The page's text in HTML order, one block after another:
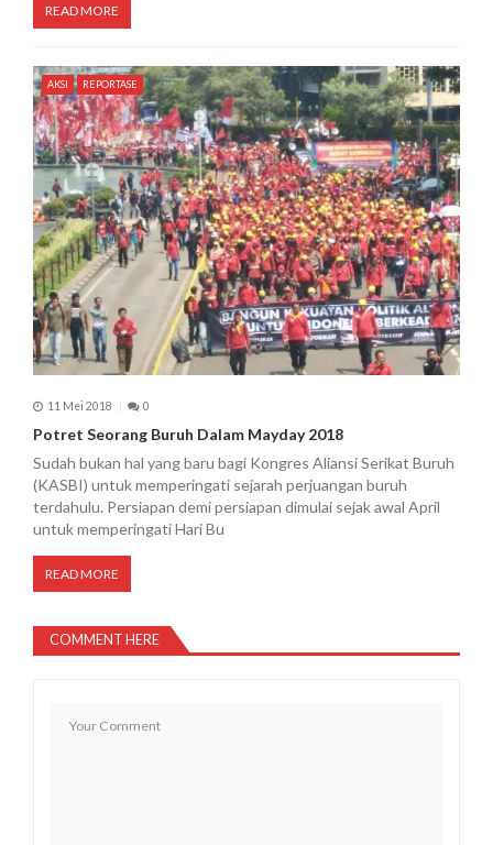
READ MORE
AKSI REPORTASE
11 Mei 2018 0
Potret Seorang Buruh Dalam Mayday 2018
Sudah bukan hal yang baru bagi Kongres Aliansi Serikat Buruh
(KASBI) untuk memperingati sejarah perjuangan buruh
terdahulu. Persiapan demi persiapan dimulai sejak awal April
untuk memperingati Hari Bu
READ MORE
COMMENT HERE